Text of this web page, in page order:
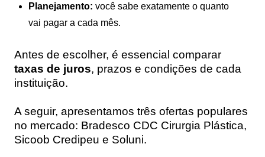
Planejamento: você sabe exatamente o quanto
vai pagar a cada mês.
Antes de escolher, é essencial comparar
taxas de juros, prazos e condições de cada
instituição.
A seguir, apresentamos três ofertas populares
no mercado: Bradesco CDC Cirurgia Plástica,
Sicoob Credipeu e Soluni.